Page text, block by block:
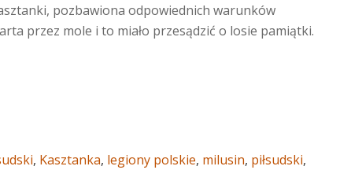
pozbawiona odpowiednich warunków
przez mole i to miało przesądzić o losie pamiątki.
, Kasztanka, legiony polskie, milusin, piłsudski,